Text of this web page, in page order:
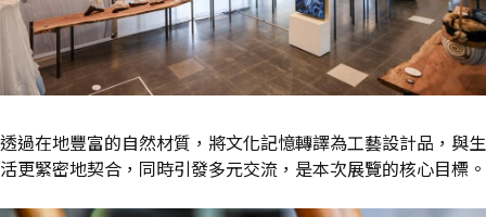
透過在地豐富的自然材質，將文化記憶轉譯為工藝設計品，與生
活更緊密地契合，同時引發多元交流，是本次展覽的核心目標。